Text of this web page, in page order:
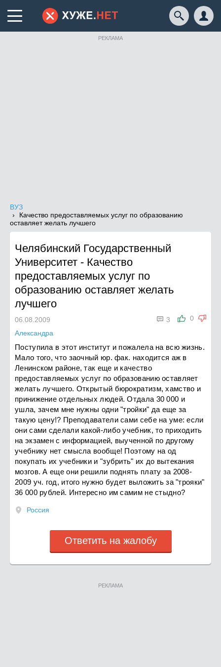
РЕКЛАМА
ВУЗ
Качество предоставляемых услуг по образованию
оставляет желать лучшего
Челябинский Государственный
Университет - Качество
предоставляемых услуг по
образованию оставляет желать
лучшего
0
 3
06.08.2009
Александра
Поступила в этот институт и пожалела на всю жизнь.
Мало того, что заочный юр. фак. находится аж в
Ленинском районе, так еще и качество
предоставляемых услуг по образованию оставляет
желать лучшего. Открытый бюрократизм, хамство и
принижение отдельных людей. Отдала 30 000 и
ушла, зачем мне нужны одни "тройки" да еще за
такую цену!? Преподаватели сами себе на уме: если
они сами сделали какой-либо учебник, то приходить
на экзамен с информацией, выученной по другому
учебнику нет смысла вообще! Поэтому на од
покупать их учебники и "зубрить" их до вытекания
мозгов. А еще они решили поднять плату за 2008-
2009 уч. год, итого нужно будет выложить за "трояки"
36 000 рублей. Интересно им самим не стыдно?
Россия
Ответить на жалобу
РЕКЛАМА